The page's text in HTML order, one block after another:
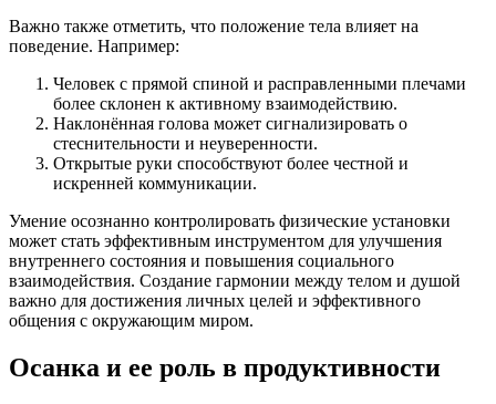
Важно также отметить, что положение тела влияет на
поведение. Например:
Человек с прямой спиной и расправленными плечами
более склонен к активному взаимодействию.
Наклонённая голова может сигнализировать о
стеснительности и неуверенности.
Открытые руки способствуют более честной и
искренней коммуникации.
Умение осознанно контролировать физические установки
может стать эффективным инструментом для улучшения
внутреннего состояния и повышения социального
взаимодействия. Создание гармонии между телом и душой
важно для достижения личных целей и эффективного
общения с окружающим миром.
Осанка и ее роль в продуктивности